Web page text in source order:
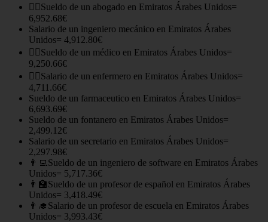
👨‍⚖️Sueldo de un abogado en Emiratos Árabes Unidos=
6,952.68€
Salario de un ingeniero mecánico en Emiratos Árabes
Unidos= 4,912.80€
👨‍⚕️Sueldo de un médico en Emiratos Árabes Unidos=
9,250.66€
👩‍⚕️Salario de un enfermero en Emiratos Árabes Unidos=
4,711.66€
Sueldo de un farmaceutico en Emiratos Árabes Unidos=
6,693.69€
Sueldo de un fontanero en Emiratos Árabes Unidos=
2,499.12€
Salario de un secretario en Emiratos Árabes Unidos=
2,297.98€
👨‍💻Sueldo de un ingeniero de software en Emiratos Árabes
Unidos= 5,717.36€
👨‍🏫Sueldo de un profesor de español en Emiratos Árabes
Unidos= 3,418.49€
👨‍🎓Salario de un profesor de escuela en Emiratos Árabes
Unidos= 3,993.43€